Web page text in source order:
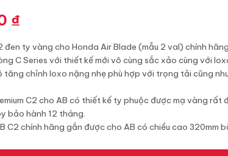
₫
đen ty vàng cho Honda Air Blade (mẫu 2 val) chính
C Series với thiết kế mới vô cùng sắc xảo cùng với
tăng chỉnh loxo nặng nhẹ phù hợp với trọng tải cũng
C2 cho AB có thiết kế ty phuộc được mạ vàng rất
bảo hành 12 tháng.
C2 chính hãng gắn được cho AB có chiều cao 320mm